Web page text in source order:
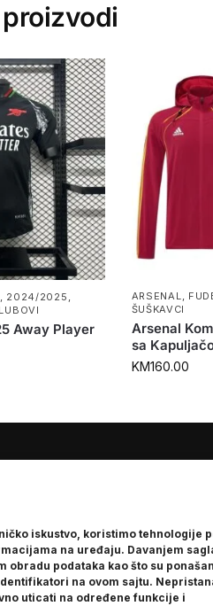
iskustvo, koristimo tehnologije
na uređaju. Davanjem
obradu podataka kao što su
na ovom sajtu.
uticati na određene funkcije i
, 2024/2025 ,
Away Player
ARSENAL
ŠUŠKAVCI
Arsenal
sa
KM160.00
Kontakt